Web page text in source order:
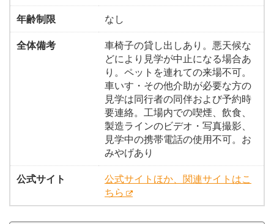
年齢制限
なし
全体備考
車椅子の貸し出しあり。悪天候な
どにより見学が中止になる場合あ
り。ペットを連れての来場不可。
車いす・その他介助が必要な方の
見学は同行者の同伴および予約時
要連絡。工場内での喫煙、飲食、
製造ラインのビデオ・写真撮影、
見学中の携帯電話の使用不可。お
みやげあり
公式サイト
公式サイトほか、関連サイトはこ
ちら